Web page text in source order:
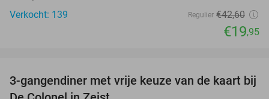
Verkocht: 139
Regulier €42,60
€19,95
33%
3-gangendiner met vrije keuze van de kaart bij